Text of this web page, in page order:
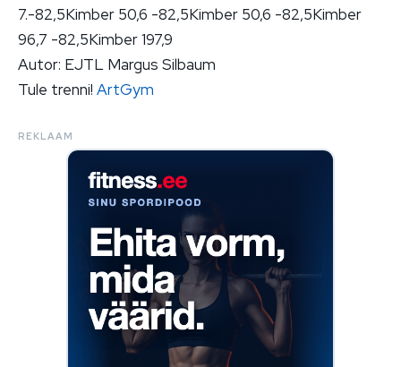
7.-82,5Kimber 50,6 -82,5Kimber 50,6 -82,5Kimber
96,7 -82,5Kimber 197,9
Autor: EJTL Margus Silbaum
Tule trenni! ArtGym
REKLAAM